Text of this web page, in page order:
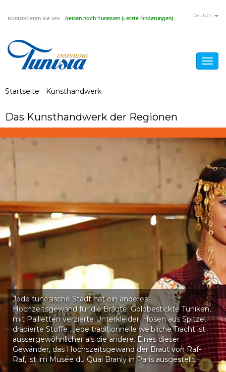
Direkt
Deutsch
Kontaktieren Sie uns Reisen nach Tunesien (Letzte Änderungen)
Sie
sind
hier
Startseite Kunsthandwerk
Das Kunsthandwerk der Regionen
Jede tunesische Stadt hat ein anderes
Hochzeitsgewand für die Bräute. Goldbestickte Tuniken,
mit Pailletten verzierte Unterkleider, Hosen aus Spitze,
drapierte Stoffe …jede traditionnelle weibliche Tracht ist
aussergewöhnlicher als die andere. Eines dieser
Gewänder, das Hochszeitsgewand der Braut von Raf-
Raf, ist im Musée du Quai Branly in Paris ausgestellt.